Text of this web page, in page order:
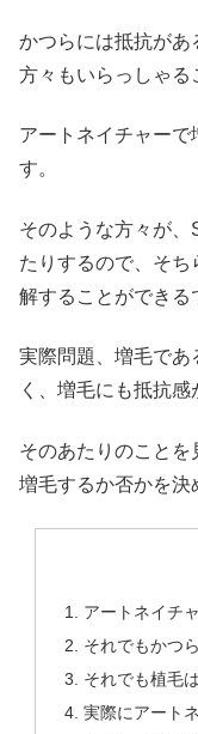
かつらには抵抗が
方々もいらっしゃる
アートネイチャーで
す。
そのような方々が
たりするので、そ
解することができる
実際問題、増毛であ
く、増毛にも抵抗感
そのあたりのこと
増毛するか否かを決
アートネイチ
それでもかつ
それでも植毛
実際にアート